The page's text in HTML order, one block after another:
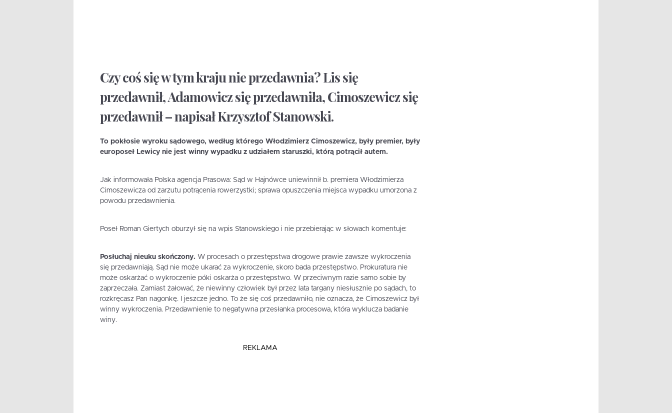
Czy coś się w tym kraju nie przedawnia? Lis się
przedawnił, Adamowicz się przedawniła, Cimoszewicz się
przedawnił – napisał Krzysztof Stanowski.
To pokłosie wyroku sądowego, według którego Włodzimierz Cimoszewicz, były premier, były
europoseł Lewicy nie jest winny wypadku z udziałem staruszki, którą potrącił autem.
Jak informowała Polska agencja Prasowa: Sąd w Hajnówce uniewinnił b. premiera Włodzimierza
Cimoszewicza od zarzutu potrącenia rowerzystki; sprawa opuszczenia miejsca wypadku umorzona z
powodu przedawnienia.
Poseł Roman Giertych oburzył się na wpis Stanowskiego i nie przebierając w słowach komentuje:
Posłuchaj nieuku skończony. W procesach o przestępstwa drogowe prawie zawsze wykroczenia
się przedawniają. Sąd nie może ukarać za wykroczenie, skoro bada przestępstwo. Prokuratura nie
może oskarżać o wykroczenie póki oskarża o przestępstwo. W przeciwnym razie samo sobie by
zaprzeczała. Zamiast żałować, że niewinny człowiek był przez lata targany niesłusznie po sądach, to
rozkręcasz Pan nagonkę. I jeszcze jedno. To że się coś przedawniło, nie oznacza, że Cimoszewicz był
winny wykroczenia. Przedawnienie to negatywna przesłanka procesowa, która wyklucza badanie
winy.
REKLAMA